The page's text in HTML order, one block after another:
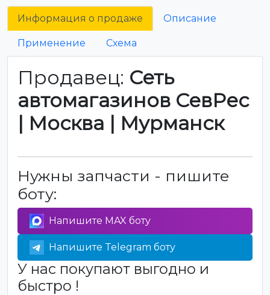
Информация о продаже Описание
Применение Схема
Продавец: Сеть
автомагазинов СевРес
| Москва | Мурманск
Нужны запчасти - пишите
боту:
Напишите MAX боту
Напишите Telegram боту
У нас покупают выгодно и
быстро !